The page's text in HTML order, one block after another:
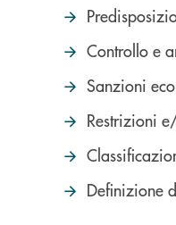
Controllo e
Sanzioni
Restrizioni
Definizione